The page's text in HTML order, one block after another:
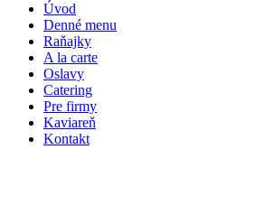
Úvod
Denné menu
Raňajky
A la carte
Oslavy
Catering
Pre firmy
Kaviareň
Kontakt